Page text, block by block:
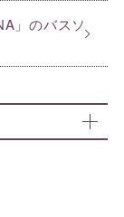
」のバスソ